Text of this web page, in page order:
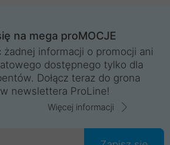
Katowice, Gliwice, Kalisz, Bytom,
i profesjonalna obsługa!
ze 100% polskim kapitałem. Działamy
w naszym kraju! Posiadamy siedzibę
salony na terenie kraju. Cała
komputerowym ProLine jest
zakup notebooka albo laptopa w
i pełne bezpieczeństwo.
na mega proMOCJE
żadnej informacji o promocji ani
dostępnego tylko dla
Dołącz teraz do grona
newslettera ProLine!
Więcej informacji